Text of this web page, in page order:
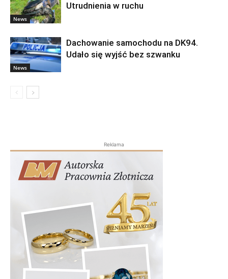
News
Utrudnienia w ruchu
News
Dachowanie samochodu na DK94.
Udało się wyjść bez szwanku
Reklama